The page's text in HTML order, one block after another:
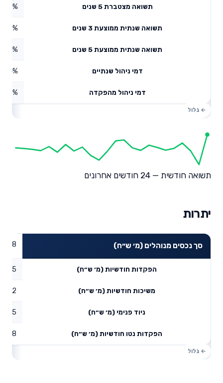
תשואה מצטברת 5 שנים
תשואה שנתית ממוצעת 3 שנים
תשואה שנתית ממוצעת 5 שנים
דמי ניהול שנתיים 0.14%
דמי ניהול מהפקדה
תשואה חודשית — 24 חודשים אחרונים
יתרות
סך נכסים מנוהלים (מ׳ ש״ח)
הפקדות חודשיות (מ׳ ש״ח) 6.55
משיכות חודשיות (מ׳ ש״ח) 0.12
ניוד פנימי (מ׳ ש״ח)
הפקדות נטו חודשיות (מ׳ ש״ח)